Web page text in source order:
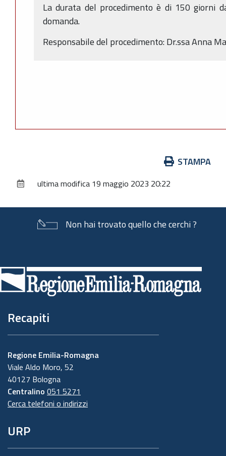
La durata del procedimento è di 150 giorni
domanda.
Responsabile del procedimento: Dr.ssa Anna
documento
STAMPA
ultima modifica 19 maggio 2023 20:22
Non hai trovato quello che cerchi ?
di
pagina
Recapiti
Regione Emilia-Romagna
Viale Aldo Moro, 52
40127 Bologna
Centralino 051 5271
Cerca telefoni o indirizzi
URP